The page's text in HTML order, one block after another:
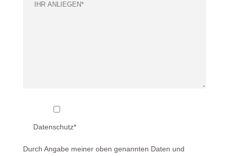
Datenschutz*
Durch Angabe meiner oben genannten Daten und